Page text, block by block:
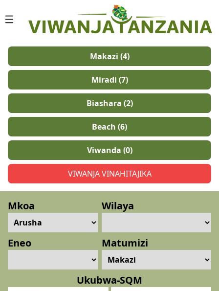
NYUMBANI
KUHUSU
SISI
HUDUMA
UTARATIBU
WASILIANA
NASI
PICHA
Makazi (4)
Miradi (7)
Biashara (2)
Beach (6)
Viwanda (0)
VIWANJA VINAHITAJIKA
Mkoa Wilaya
Eneo Matumizi
Ukubwa-SQM